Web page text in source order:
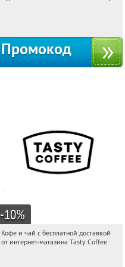
Промокод
-10%
01:22:47
Получи первым!
Кофе и чай с бесплатной доставкой
от интернет-магазина Tasty Coffee